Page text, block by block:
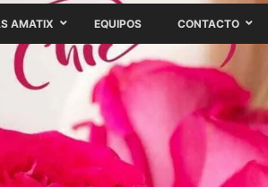
AMATIX EQUIPOS CONTACTO